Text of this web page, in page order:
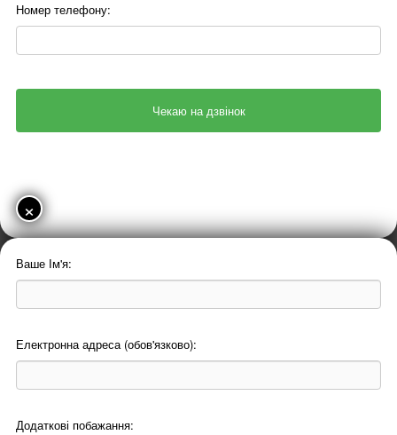
Номер телефону:
×
Ваше Ім'я:
Електронна адреса (обов'язково):
Додаткові побажання: